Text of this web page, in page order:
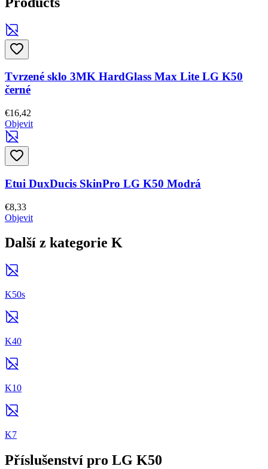
Tvrzené sklo 3MK HardGlass Max Lite LG K50
černé
€16,42
Objevit
Etui DuxDucis SkinPro LG K50 Modrá
€8,33
Objevit
Další z kategorie K
K50s
K40
K10
K7
Příslušenství pro LG K50